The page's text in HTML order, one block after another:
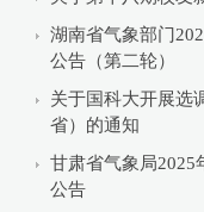
湖南省气象部门
公告（第二轮）
关于国科大开展选
省）的通知
甘肃省气象局2025
公告